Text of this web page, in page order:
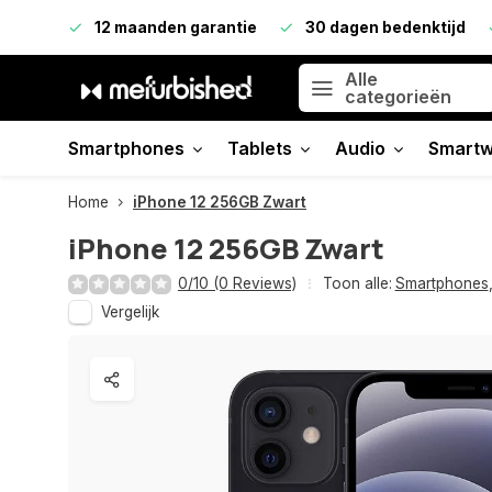
12 maanden garantie 30 dagen bedenktijd
Alle
categorieën
Smartphones Tablets Audio
Home iPhone 12 256GB Zwart
iPhone 12 256GB Zwart
0/10 (0 Reviews) Toon alle: Smartphones
Vergelijk